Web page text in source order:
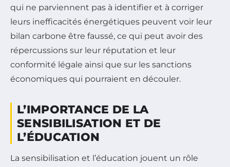
qui ne parviennent pas à identifier et à corriger
leurs inefficacités énergétiques peuvent voir leur
bilan carbone être faussé, ce qui peut avoir des
répercussions sur leur réputation et leur
conformité légale ainsi que sur les sanctions
économiques qui pourraient en découler.
L’IMPORTANCE DE LA
SENSIBILISATION ET DE
L’ÉDUCATION
La sensibilisation et l’éducation jouent un rôle